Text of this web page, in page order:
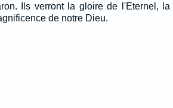
Ils verront la gloire de l'Eternel, la
de notre Dieu.